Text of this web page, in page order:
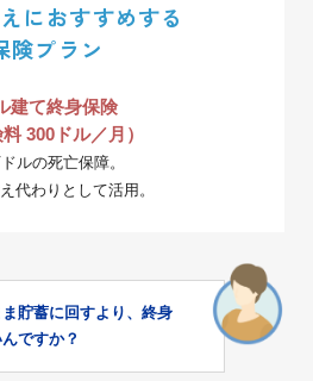
におすすめする
険プラン
建て終身保険
料 300ドル／月）
ルの死亡保障。
代わりとして活用。
貯蓄に回すより、終身
ですか？